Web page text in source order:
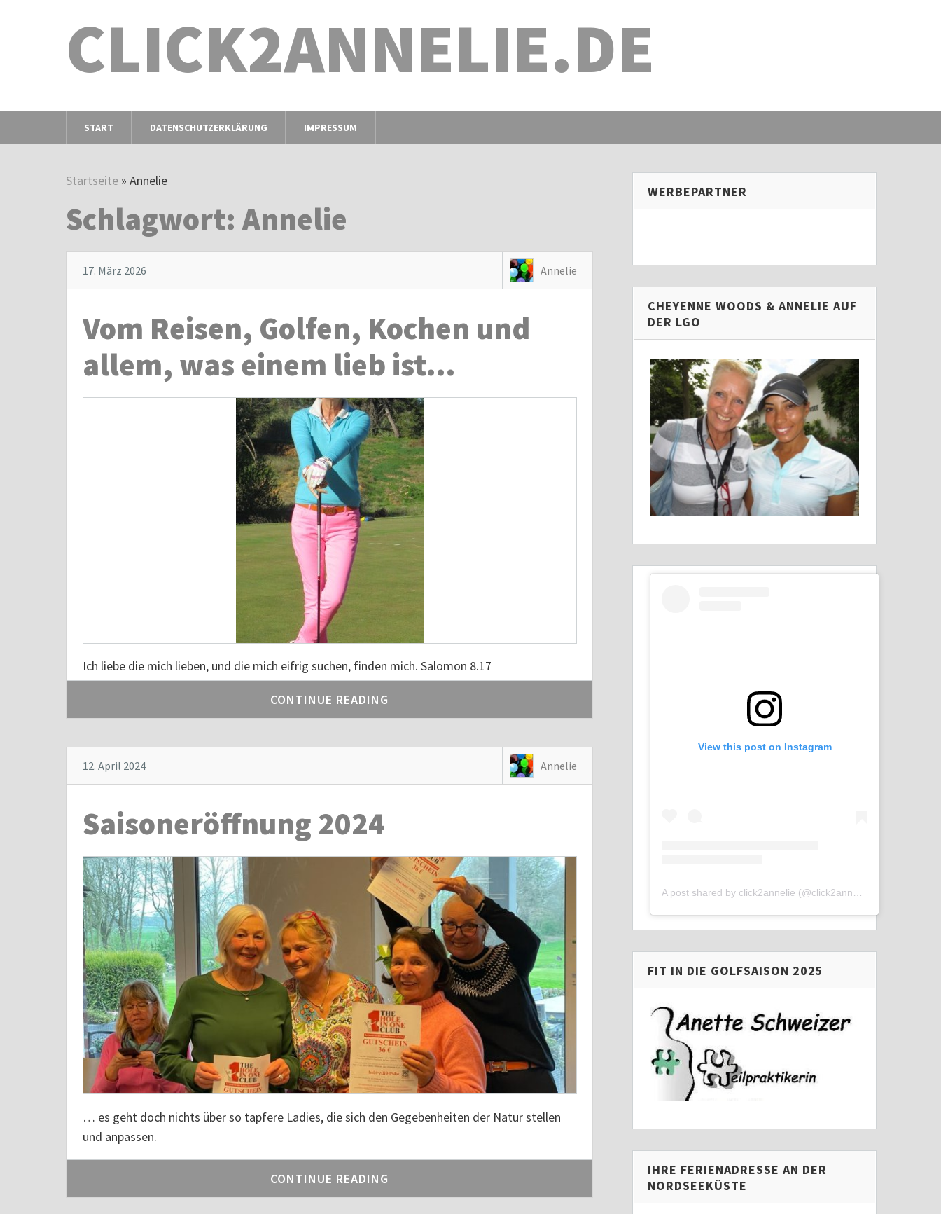
CLICK2ANNELIE.DE
START DATENSCHUTZERKLÄRUNG IMPRESSUM
Startseite »Annelie
Schlagwort:Annelie
17. März 2026 Annelie
Vom Reisen, Golfen, Kochen und
allem, was einem lieb ist…
Ich liebe die mich lieben, und die mich eifrig suchen, finden mich. Salomon 8.17
CONTINUE READING
12. April 2024 Annelie
Saisoneröffnung 2024
… es geht doch nichts über so tapfere Ladies, die sich den Gegebenheiten der Natur stellen
und anpassen.
CONTINUE READING
WERBEPARTNER
CHEYENNE WOODS & ANNELIE AUF
DER LGO
View this post on Instagram
FIT IN DIE GOLFSAISON 2025
IHRE FERIENADRESSE AN DER
NORDSEEKÜSTE